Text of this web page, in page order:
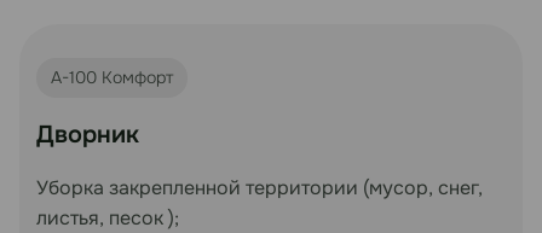
А-100 Комфорт
Дворник
Уборка закрепленной территории (мусор, снег,
листья, песок );